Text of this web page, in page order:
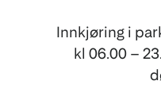
Innkjøring i
kl 06.00 –